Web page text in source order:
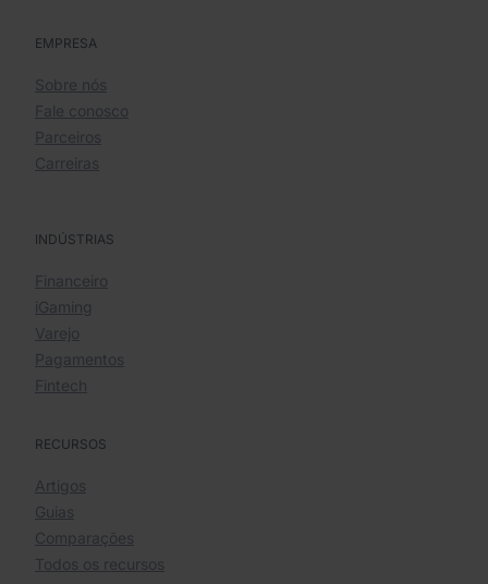
EMPRESA
Sobre nós
Fale conosco
Parceiros
Carreiras
INDÚSTRIAS
Financeiro
iGaming
Varejo
Pagamentos
Fintech
RECURSOS
Artigos
Guias
Comparações
Todos os recursos